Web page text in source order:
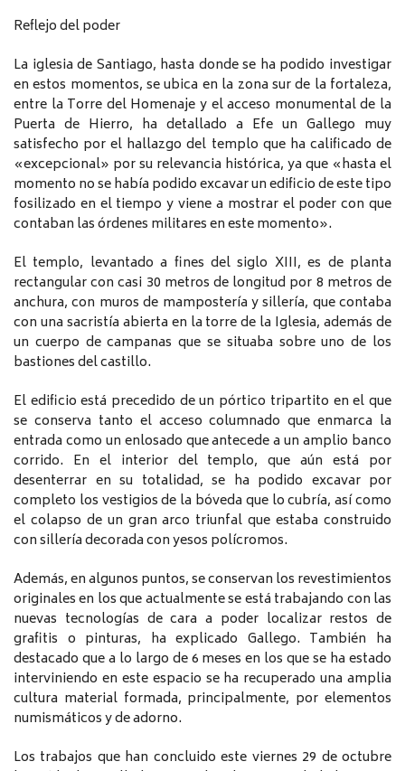
Reflejo del poder
La iglesia de Santiago, hasta donde se ha podido investigar
en estos momentos, se ubica en la zona sur de la fortaleza,
entre la Torre del Homenaje y el acceso monumental de la
Puerta de Hierro, ha detallado a Efe un Gallego muy
satisfecho por el hallazgo del templo que ha calificado de
«excepcional» por su relevancia histórica, ya que «hasta el
momento no se había podido excavar un edificio de este tipo
fosilizado en el tiempo y viene a mostrar el poder con que
contaban las órdenes militares en este momento».
El templo, levantado a fines del siglo XIII, es de planta
rectangular con casi 30 metros de longitud por 8 metros de
anchura, con muros de mampostería y sillería, que contaba
con una sacristía abierta en la torre de la Iglesia, además de
un cuerpo de campanas que se situaba sobre uno de los
bastiones del castillo.
El edificio está precedido de un pórtico tripartito en el que
se conserva tanto el acceso columnado que enmarca la
entrada como un enlosado que antecede a un amplio banco
corrido. En el interior del templo, que aún está por
desenterrar en su totalidad, se ha podido excavar por
completo los vestigios de la bóveda que lo cubría, así como
el colapso de un gran arco triunfal que estaba construido
con sillería decorada con yesos polícromos.
Además, en algunos puntos, se conservan los revestimientos
originales en los que actualmente se está trabajando con las
nuevas tecnologías de cara a poder localizar restos de
grafitis o pinturas, ha explicado Gallego. También ha
destacado que a lo largo de 6 meses en los que se ha estado
interviniendo en este espacio se ha recuperado una amplia
cultura material formada, principalmente, por elementos
numismáticos y de adorno.
Los trabajos que han concluido este viernes 29 de octubre